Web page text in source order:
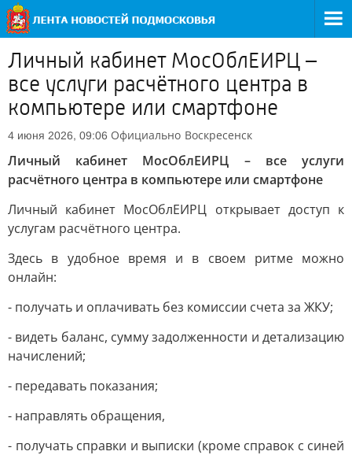
Личный кабинет МосОблЕИРЦ –
все услуги расчётного центра в
компьютере или смартфоне
4 июня 2026, 09:06 Официально Воскресенск
Личный кабинет МосОблЕИРЦ – все услуги
расчётного центра в компьютере или смартфоне
Личный кабинет МосОблЕИРЦ открывает доступ к
услугам расчётного центра.
Здесь в удобное время и в своем ритме можно
онлайн:
- получать и оплачивать без комиссии счета за ЖКУ;
- видеть баланс, сумму задолженности и детализацию
начислений;
- передавать показания;
- направлять обращения,
- получать справки и выписки (кроме справок с синей